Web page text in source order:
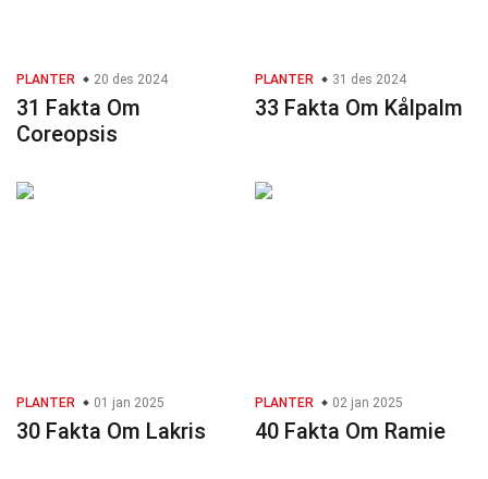
PLANTER 20 des 2024
31 Fakta Om
Coreopsis
PLANTER 31 des 2024
33 Fakta Om Kålpalm
PLANTER 01 jan 2025
30 Fakta Om Lakris
PLANTER 02 jan 2025
40 Fakta Om Ramie